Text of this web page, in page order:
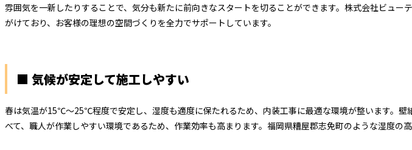
雰囲気を一新したりすることで、気分も新たに前向きなスタートを切ることができます。株式会社ビュ
がけており、お客様の理想の空間づくりを全力でサポートしています。
■ 気候が安定して施工しやすい
春は気温が15℃～25℃程度で安定し、湿度も適度に保たれるため、内装工事に最適な環境が整います。
べて、職人が作業しやすい環境であるため、作業効率も高まります。福岡県糟屋郡志免町のような湿度の